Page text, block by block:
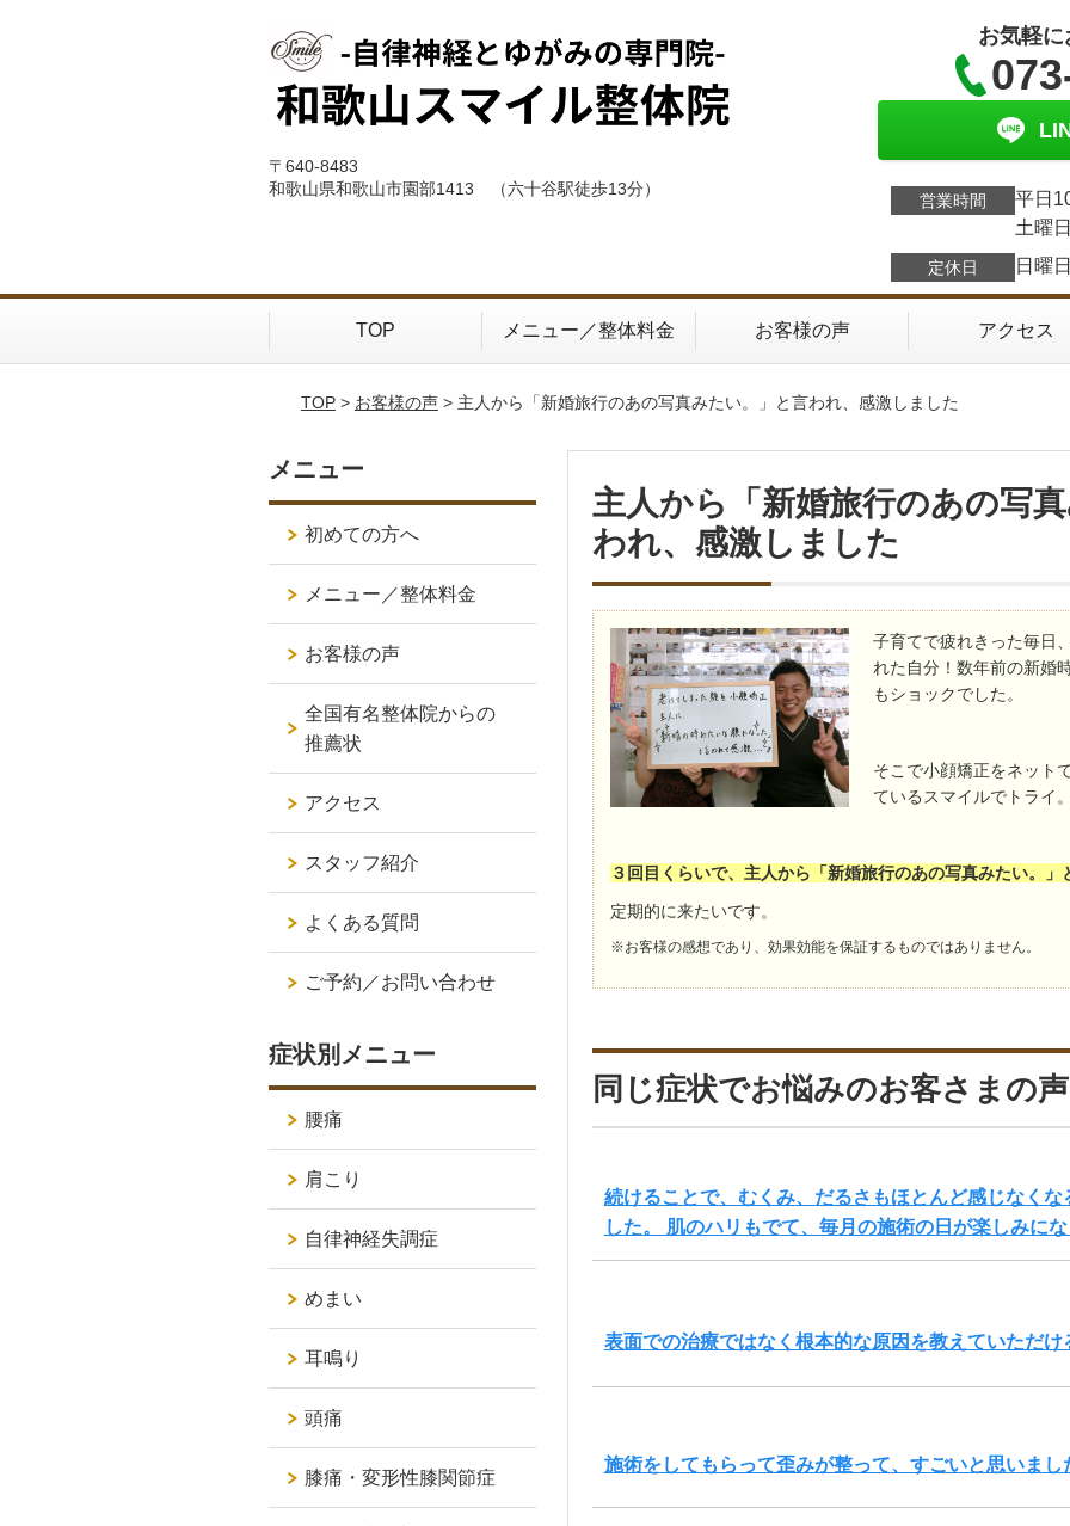
〒640-8483
和歌山県和歌山市園部1413 （六十谷駅徒歩13分）
お気軽
営業時間
平日
土曜
定休日 日曜
TOP メニュー／整体料金 お客様の声 アクセス
TOP> お客様の声> 主人から「新婚旅行のあの写真みたい。」と言われ、感激しました
主人から「新婚旅行のあの写
われ、感激しました
子育てで疲れきった毎日
れた自分！数年前の新婚
もショックでした。
そこで小顔矯正をネット
ているスマイルでトライ
３回目くらいで、主人から「新婚旅行のあの写真みたい。
定期的に来たいです。
※お客様の感想であり、効果効能を保証するものではありません。
同じ症状でお悩みのお客さまの声
続けることで、むくみ、だるさもほとんど感じなくな
した。 肌のハリもでて、毎月の施術の日が楽しみに
表面での治療ではなく根本的な原因を教えていただけ
施術をしてもらって歪みが整って、すごいと思いまし
メニュー
初めての方へ
メニュー／整体料金
お客様の声
全国有名整体院からの
推薦状
アクセス
スタッフ紹介
よくある質問
ご予約／お問い合わせ
症状別メニュー
腰痛
肩こり
自律神経失調症
めまい
耳鳴り
頭痛
膝痛・変形性膝関節症